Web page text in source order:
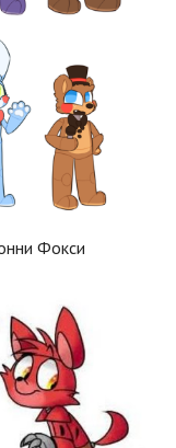
Фокси